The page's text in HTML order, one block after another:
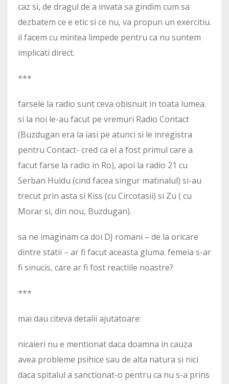
caz si, de dragul de a invata sa gindim cum sa
dezbatem ce e etic si ce nu, va propun un exercitiu.
il facem cu mintea limpede pentru ca nu suntem
implicati direct.
***
farsele la radio sunt ceva obisnuit in toata lumea.
si la noi le-au facut pe vremuri Radio Contact
(Buzdugan era la iasi pe atunci si le inregistra
pentru Contact- cred ca el a fost primul care a
facut farse la radio in Ro), apoi la radio 21 cu
Serban Huidu (cind facea singur matinalul) si-au
trecut prin asta si Kiss (cu Circotasii) si Zu ( cu
Morar si, din nou, Buzdugan).
sa ne imaginam ca doi DJ romani – de la oricare
dintre statii – ar fi facut aceasta gluma. femeia s-ar
fi sinucis, care ar fi fost reactiile noastre?
***
mai dau citeva detalii ajutatoare:
nicaieri nu e mentionat daca doamna in cauza
avea probleme psihice sau de alta natura si nici
daca spitalul a sanctionat-o pentru ca nu s-a prins